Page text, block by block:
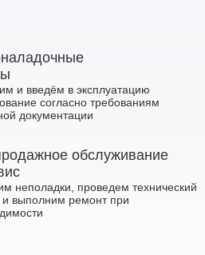
и введём в эксплуатацию
согласно требованиям
документации
обслуживание
неполадки, проведем технический
и выполним ремонт при